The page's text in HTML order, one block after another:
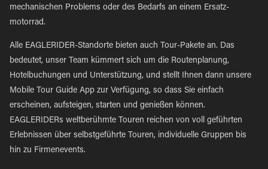
mechanischen Problems oder des Bedarfs an einem Ersatz-
motorrad.
Alle EAGLERIDER-Standorte bieten auch Tour-Pakete an. Das
bedeutet, unser Team kümmert sich um die Routenplanung,
Hotelbuchungen und Unterstützung, und stellt Ihnen dann unsere
Mobile Tour Guide App zur Verfügung, so dass Sie einfach
erscheinen, aufsteigen, starten und genießen können.
EAGLERIDERs weltberühmte Touren reichen von voll geführten
Erlebnissen über selbstgeführte Touren, individuelle Gruppen bis
hin zu Firmenevents.